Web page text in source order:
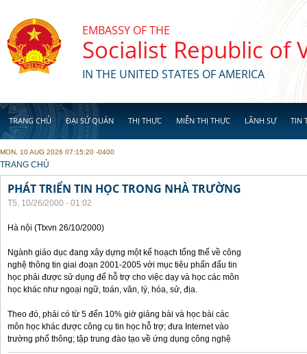
EMBASSY OF THE
Socialist Republic of
IN THE UNITED STATES OF AMERICA
TRANG CHỦ ĐẠI SỨ QUÁN THỊ THỰC MIỄN THỊ THỰC LÃNH SỰ TIN
MON, 10 AUG 2026 07:15:20 -0400
YOU ARE HERE
TRANG CHỦ
PHÁT TRIỂN TIN HỌC TRONG NHÀ TRƯỜNG
T5, 10/26/2000 - 01:02
Hà nội (Ttxvn 26/10/2000)
Ngành giáo dục đang xây dựng một kế hoạch tổng thể về công
nghệ thông tin giai đoạn 2001-2005 với mục tiêu phấn đấu tin
học phải được sử dụng để hỗ trợ cho việc dạy và học các môn
học khác như ngoại ngữ, toán, văn, lý, hóa, sử, địa.
Theo đó, phải có từ 5 đến 10% giờ giảng bài và học bài các
môn học khác được công cụ tin học hỗ trợ; đưa Internet vào
trường phổ thông; tập trung đào tạo về ứng dụng công nghệ